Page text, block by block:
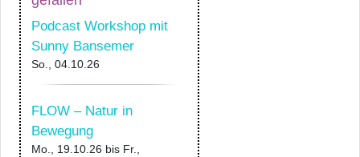
Podcast Workshop mit
Sunny Bansemer
So., 04.10.26
FLOW – Natur in
Bewegung
Mo., 19.10.26 bis Fr.,